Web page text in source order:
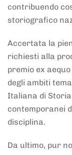
contribuendo
storiografico
Accertata la
richiesti alla
premio ex
degli ambiti
Italiana di Storia
contemporanei
disciplina.
Da ultimo, pur